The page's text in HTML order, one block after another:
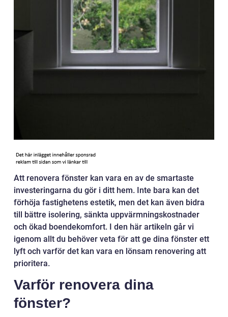
Att renovera fönster kan vara en av de smartaste
investeringarna du gör i ditt hem. Inte bara kan det
förhöja fastighetens estetik, men det kan även bidra
till bättre isolering, sänkta uppvärmningskostnader
och ökad boendekomfort. I den här artikeln går vi
igenom allt du behöver veta för att ge dina fönster ett
lyft och varför det kan vara en lönsam renovering att
prioritera.
Varför renovera dina
fönster?